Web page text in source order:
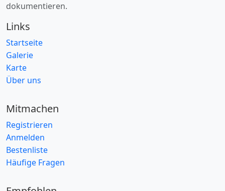
dokumentieren.
Links
Startseite
Galerie
Karte
Über uns
Mitmachen
Registrieren
Anmelden
Bestenliste
Häufige Fragen